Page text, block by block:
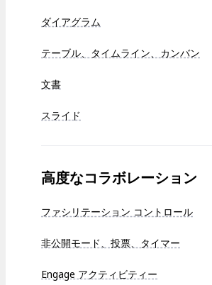
ダイアグラム
テーブル、タイムライン、カンバン
文書
スライド
高度なコラボレーション
ファシリテーション コントロール
非公開モード、投票、タイマー
Engage アクティビティー